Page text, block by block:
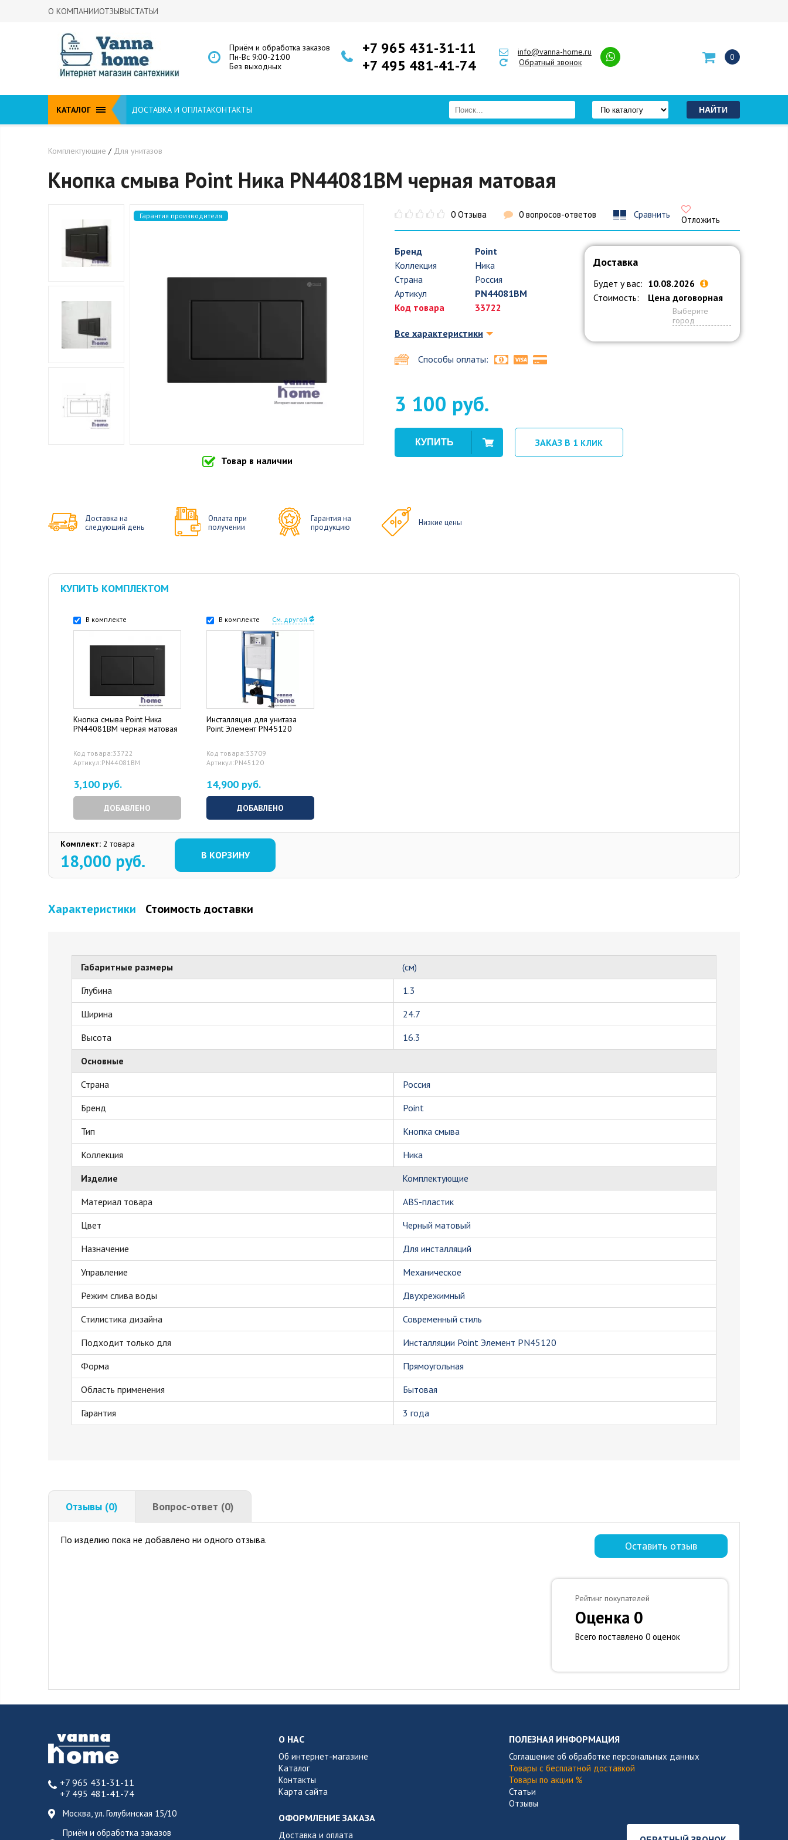
О КОМПАНИИОТЗЫВЫСТАТЬИ
Приём и обработка заказов
Пн-Вс 9:00-21:00
Без выходных
+7 965 431-31-11
+7 495 481-41-74
info@vanna-home.ru
Обратный звонок
0
КАТАЛОГ ДОСТАВКА И ОПЛАТАКОНТАКТЫ
Комплектующие / Для унитазов
Кнопка смыва Point Ника PN44081BM черная матовая
Гарантия производителя
Товар в наличии
0 Отзыва 0 вопросов-ответов Сравнить Отложить
Бренд
Point
Коллекция
Ника
Страна
Россия
Артикул
PN44081BM
Код товара
33722
Все характеристики
Способы оплаты:
Доставка
Будет у вас: 10.08.2026
Стоимость:
Цена договорная
Выберите
город
3 100 руб.
ЗАКАЗ В 1 КЛИК
Доставка на
следующий день
Оплата при
получении
Гарантия на
продукцию
Низкие цены
КУПИТЬ КОМПЛЕКТОМ
В комплекте
Кнопка смыва Point Ника
PN44081BM черная матовая
Код товара:33722
Артикул:PN44081BM
3,100 руб.
ДОБАВЛЕНО
В комплекте См. другой
Инсталляция для унитаза
Point Элемент PN45120
Код товара:33709
Артикул:PN45120
14,900 руб.
ДОБАВЛЕНО
Комплект: 2 товара
18,000 руб. В КОРЗИНУ
Характеристики Стоимость доставки
Габаритные размеры
(см)
Глубина
1.3
Ширина
24.7
Высота
16.3
Основные
Страна
Россия
Бренд
Point
Тип
Кнопка смыва
Коллекция
Ника
Изделие
Комплектующие
Материал товара
ABS-пластик
Цвет
Черный матовый
Назначение
Для инсталляций
Управление
Механическое
Режим слива воды
Двухрежимный
Стилистика дизайна
Современный стиль
Подходит только для
Инсталляции Point Элемент PN45120
Форма
Прямоугольная
Область применения
Бытовая
Гарантия
3 года
Отзывы (0) Вопрос-ответ (0)
По изделию пока не добавлено ни одного отзыва. Оставить отзыв
Рейтинг покупателей
Оценка 0
Всего поставлено 0 оценок
+7 965 431-31-11
+7 495 481-41-74
Москва, ул. Голубинская 15/10
Приём и обработка заказов
О НАС
Об интернет-магазине
Каталог
Контакты
Карта сайта
ОФОРМЛЕНИЕ ЗАКАЗА
Доставка и оплата
ПОЛЕЗНАЯ ИНФОРМАЦИЯ
Соглашение об обработке персональных данных
Товары с бесплатной доставкой
Товары по акции %
Статьи
Отзывы